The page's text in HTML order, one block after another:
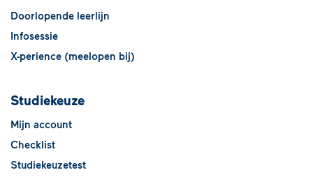
Doorlopende leerlijn
Infosessie
X-perience (meelopen bij)
Studiekeuze
Mijn account
Checklist
Studiekeuzetest